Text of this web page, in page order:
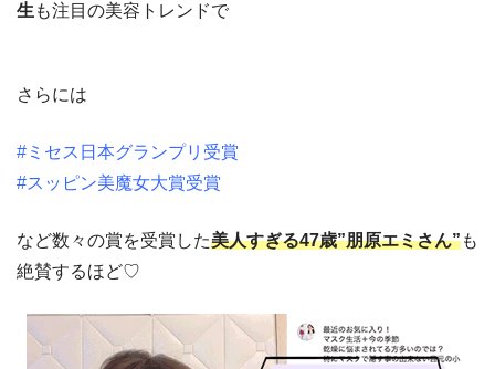
生 も注目の美容トレンドで
さらには
#ミセス日本グランプリ受賞
#スッピン美魔女大賞受賞
など数々の賞を受賞した美人すぎる47歳”朋原エミさん”も
絶賛するほど♡